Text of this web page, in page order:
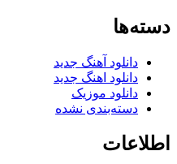
دسته‌ها
دانلود آهنگ جدید
دانلود اهنگ جدید
دانلود موزیک
دسته‌بندی نشده
اطلاعات